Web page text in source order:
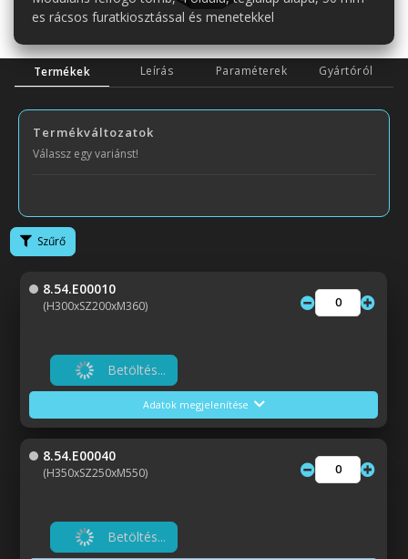
es rácsos furatkiosztással és menetekkel
Termékek Leírás Paraméterek Gyártóról
Termékváltozatok
Válassz egy variánst!
Szűrő
8.54.E00010
(H300xSZ200xM360)
Betöltés...
Adatok megjelenítése
8.54.E00040
(H350xSZ250xM550)
Betöltés...